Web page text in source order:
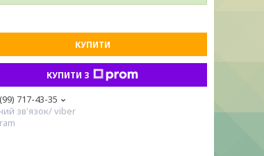
КУПИТИ
КУПИТИ З
717-43-35
зв'язок/ viber